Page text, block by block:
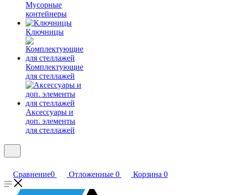
Мусорные
контейнеры
Ключницы
Комплектующие
для стеллажей
Аксессуары и
доп. элементы
для стеллажей
Сравнение0 Отложенные 0 Корзина 0